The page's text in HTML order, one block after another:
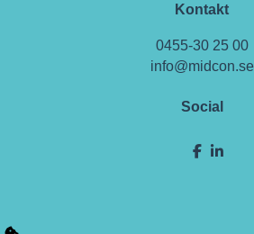
Kontakt
0455-30 25 00
info@midcon.se
Social